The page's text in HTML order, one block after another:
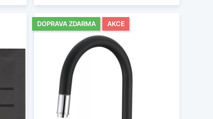
DOPRAVA ZDARMA AKCE